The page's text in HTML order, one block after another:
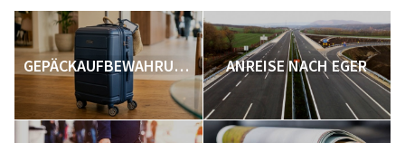
GEPÄCKAUFBEWAHRUNG ANREISE NACH EGER